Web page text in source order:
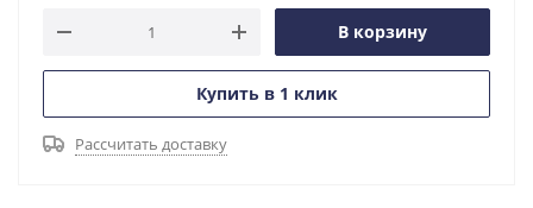
В корзину
Купить в 1 клик
Рассчитать доставку